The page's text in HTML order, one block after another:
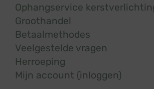
Ophangservice
Groothandel
Betaalmethodes
Veelgestelde vragen
Herroeping
Mijn account (inloggen)